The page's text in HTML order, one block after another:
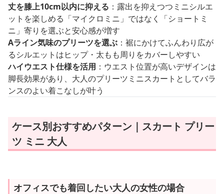
丈を膝上10cm以内に抑える ：露出を抑えつつミニシルエ
ットを楽しめる「マイクロミニ」ではなく「ショートミ
ニ」寄りを選ぶと安心感が増す
Aライン気味のプリーツを選ぶ ：裾にかけてふんわり広が
るシルエットはヒップ・太もも周りをカバーしやすい
ハイウエスト仕様を活用 ：ウエスト位置が高いデザインは
脚長効果があり、大人のプリーツミニスカートとしてバラ
ンスのよい着こなしが叶う
ケース別おすすめパターン｜スカート プリー
ツ ミニ 大人
オフィスでも着回したい大人の女性の場合